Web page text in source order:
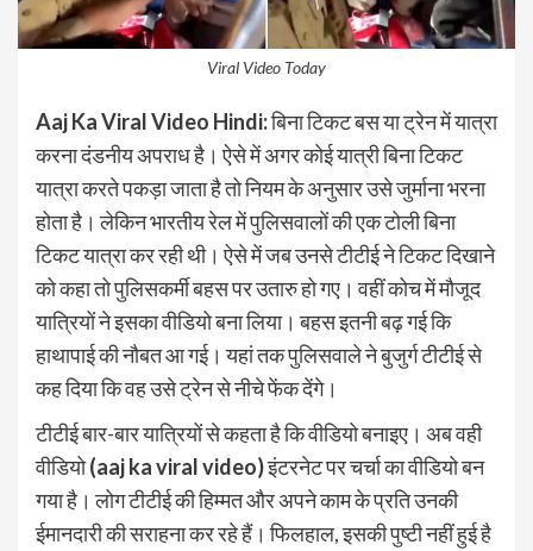
Viral Video Today
Aaj Ka Viral Video Hindi:बिना टिकट बस या ट्रेन में यात्रा
करना दंडनीय अपराध है। ऐसे में अगर कोई यात्री बिना टिकट
यात्रा करते पकड़ा जाता है तो नियम के अनुसार उसे जुर्माना भरना
होता है। लेकिन भारतीय रेल में पुलिसवालों की एक टोली बिना
टिकट यात्रा कर रही थी। ऐसे में जब उनसे टीटीई ने टिकट दिखाने
को कहा तो पुलिसकर्मी बहस पर उतारु हो गए। वहीं कोच में मौजूद
यात्रियों ने इसका वीडियो बना लिया। बहस इतनी बढ़ गई कि
हाथापाई की नौबत आ गई। यहां तक पुलिसवाले ने बुजुर्ग टीटीई से
कह दिया कि वह उसे ट्रेन से नीचे फेंक देंगे।
टीटीई बार-बार यात्रियों से कहता है कि वीडियो बनाइए। अब वही
वीडियो(aaj ka viral video)इंटरनेट पर चर्चा का वीडियो बन
गया है। लोग टीटीई की हिम्मत और अपने काम के प्रति उनकी
ईमानदारी की सराहना कर रहे हैं। फिलहाल, इसकी पुष्टी नहीं हुई है